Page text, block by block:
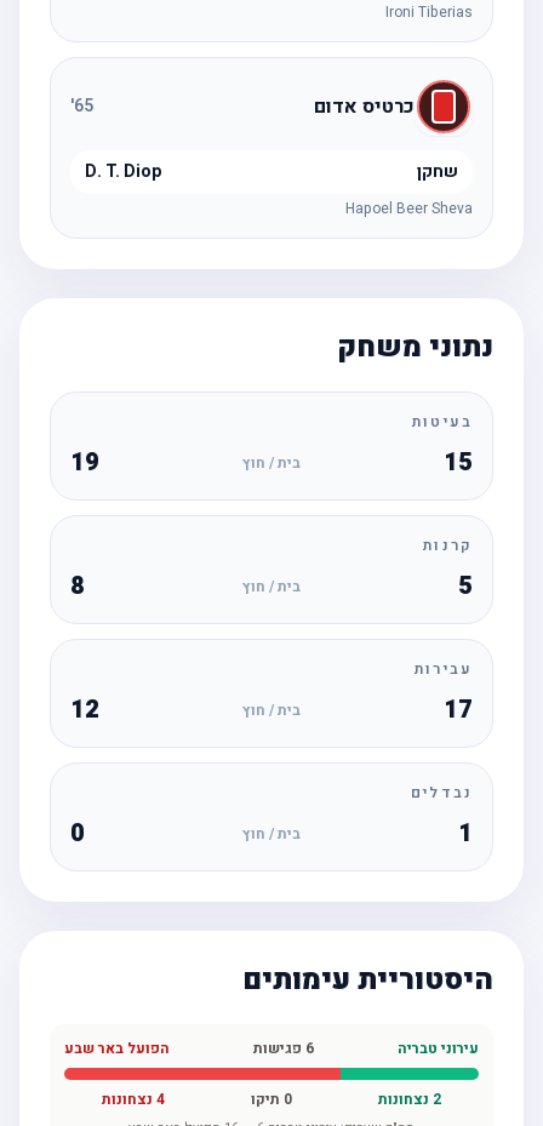
Ironi Tiberias
כרטיס אדום 65
'
שחקן D. T. Diop
Hapoel Beer Sheva
נתוני משחק
בעיטות
15 בית / חוץ 19
קרנות
בית / חוץ
עבירות
17 בית / חוץ 12
נבדלים
בית / חוץ
היסטוריית עימותים
עירוני טבריה פגישות הפועל באר שבע
נצחונות תיקו נצחונות